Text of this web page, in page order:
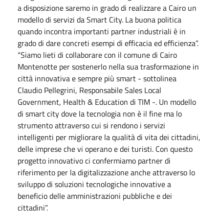
a disposizione saremo in grado di realizzare a Cairo un
modello di servizi da Smart City. La buona politica
quando incontra importanti partner industriali è in
grado di dare concreti esempi di efficacia ed efficienza”.
“Siamo lieti di collaborare con il comune di Cairo
Montenotte per sostenerlo nella sua trasformazione in
città innovativa e sempre più smart - sottolinea
Claudio Pellegrini, Responsabile Sales Local
Government, Health & Education di TIM -. Un modello
di smart city dove la tecnologia non è il fine ma lo
strumento attraverso cui si rendono i servizi
intelligenti per migliorare la qualità di vita dei cittadini,
delle imprese che vi operano e dei turisti. Con questo
progetto innovativo ci confermiamo partner di
riferimento per la digitalizzazione anche attraverso lo
sviluppo di soluzioni tecnologiche innovative a
beneficio delle amministrazioni pubbliche e dei
cittadini”.